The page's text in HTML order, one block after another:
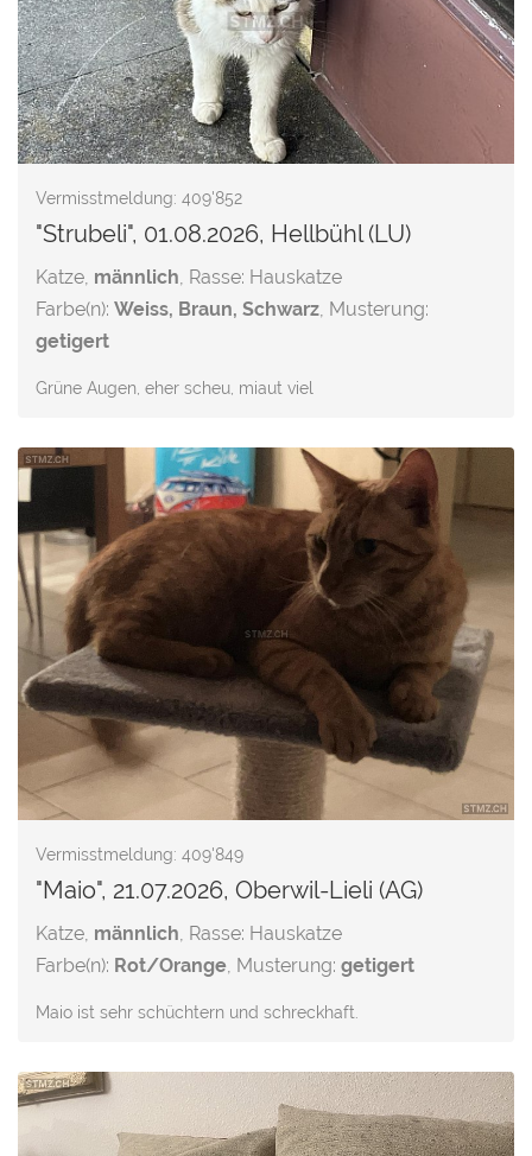
Vermisstmeldung: 409'852
"Strubeli", 01.08.2026, Hellbühl (LU)
Katze, männlich, Rasse: Hauskatze
Farbe(n): Weiss, Braun, Schwarz, Musterung:
getigert
Grüne Augen, eher scheu, miaut viel
Vermisstmeldung: 409'849
"Maio", 21.07.2026, Oberwil-Lieli (AG)
Katze, männlich, Rasse: Hauskatze
Farbe(n): Rot/Orange, Musterung: getigert
Maio ist sehr schüchtern und schreckhaft.